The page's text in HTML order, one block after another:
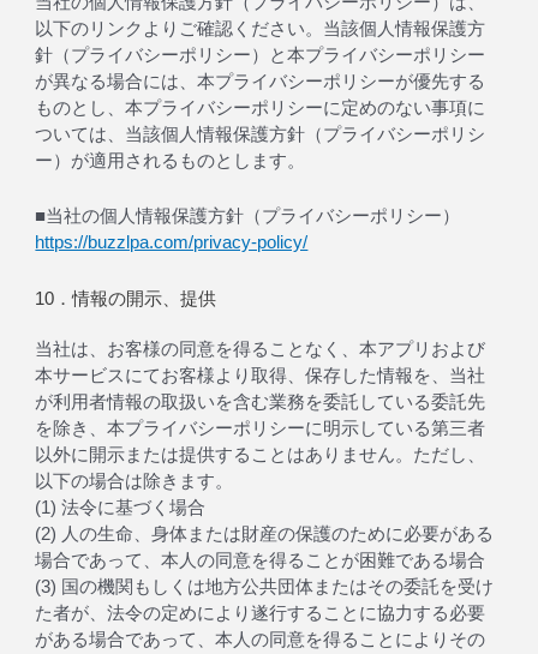
以下のリンクよりご確認ください。当該個人情報保護方
針（プライバシーポリシー）と本プライバシーポリシー
が異なる場合には、本プライバシーポリシーが優先する
ものとし、本プライバシーポリシーに定めのない事項に
ついては、当該個人情報保護方針（プライバシーポリシ
ー）が適用されるものとします。
■当社の個人情報保護方針（プライバシーポリシー）
https://buzzlpa.com/privacy-policy/
10．情報の開示、提供
当社は、お客様の同意を得ることなく、本アプリおよび
本サービスにてお客様より取得、保存した情報を、当社
が利用者情報の取扱いを含む業務を委託している委託先
を除き、本プライバシーポリシーに明示している第三者
以外に開示または提供することはありません。ただし、
以下の場合は除きます。
(1) 法令に基づく場合
(2) 人の生命、身体または財産の保護のために必要がある
場合であって、本人の同意を得ることが困難である場合
(3) 国の機関もしくは地方公共団体またはその委託を受け
た者が、法令の定めにより遂行することに協力する必要
がある場合であって、本人の同意を得ることによりその